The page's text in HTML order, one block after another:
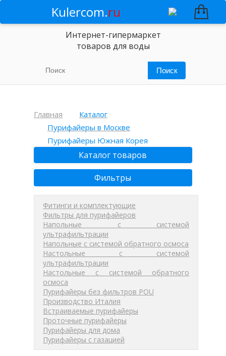
Kulercom.ru
Интернет-гипермаркет
товаров для воды
Главная
Каталог
Пурифайеры в Москве
Пурифайеры Южная Корея
Каталог товаров
Фильтры
Фитинги и комплектующие
Фильтры для пурифайеров
Напольные с системой
ультрафильтрации
Напольные с системой обратного осмоса
Настольные с системой
ультрафильтрации
Настольные с системой обратного
осмоса
Пурифайеры без фильтров POU
Производство Италия
Встраиваемые пурифайеры
Проточные пурифайеры
Пурифайеры для дома
Пурифайеры с газацией